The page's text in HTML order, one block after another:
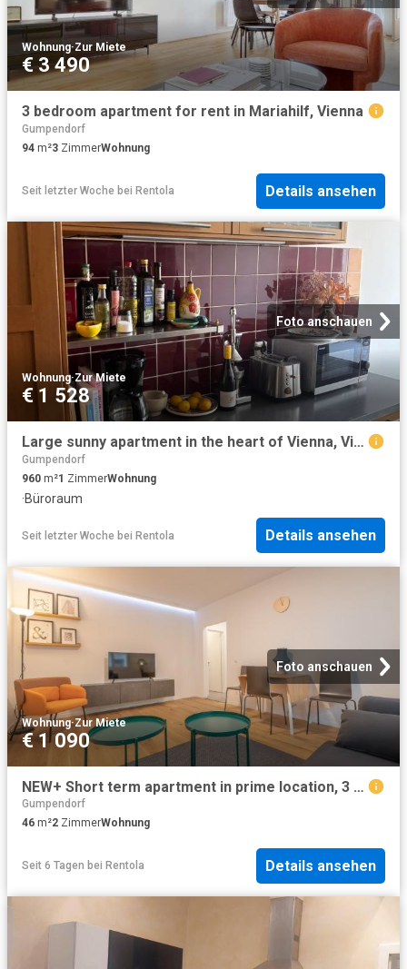
Wohnung·Zur Miete
€ 3 490
3 bedroom apartment for rent in Mariahilf, Vienna
Gumpendorf
94 m²3 ZimmerWohnung
Seit letzter Woche bei Rentola Details ansehen
Foto anschauen
Wohnung·Zur Miete
€ 1 528
Large sunny apartment in the heart of Vienna, Vienna Amsterdam Apartments for Rent
Gumpendorf
960 m²1 ZimmerWohnung
·Büroraum
Seit letzter Woche bei Rentola Details ansehen
Foto anschauen
Wohnung·Zur Miete
€ 1 090
NEW+ Short term apartment in prime location, 3 6 months, furnished! newly renovated!
Gumpendorf
46 m²2 ZimmerWohnung
Seit 6 Tagen bei Rentola Details ansehen